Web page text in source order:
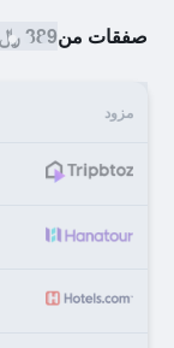
صفقات من389 ﷼
مزود